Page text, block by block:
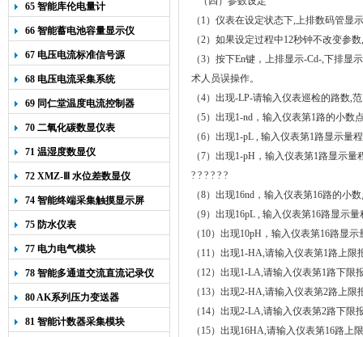
65 智能库伦电量计
66 智能蓄电池容量显示仪
67 电压电流标准信号源
68 电压电流采集系统
69 同仁堂温度电流控制器
70 二氧化碳数显仪表
71 温湿度数显仪
72 XMZ-Ⅲ 水位差数显仪
74 智能终端采集触摸显示屏
75 防水仪表
77 电力电气模块
78 智能多通道交流直流记录仪
80 AK系列压力变送器
81 智能计数器采集模块
（ 1 ）仪表在设定状态下,上排数码管显
（2）如果设定过程中12秒钟不改变参数,
（3）按下En键，上排显示-Cd-,下排显示
术人员误操作。
（4）出现-LP-请输入仪表巡检的路数,
（5）出现1-nd ，输入仪表第1路的小数
（6）出现1-pL , 输入仪表第1路显示量
（7）出现1-pH ，输入仪表第1路显示量
? ? ? ? ? ?
（8）出现16nd ，输入仪表第16路的小
（9）出现16pL , 输入仪表第16路显示量
（ 10）出现10pH ，输入仪表第16路显示
（ 11 ）出现1-HA,请输入仪表第1路上限
（ 12）出现1-LA,请输入仪表第1路下限
（ 13）出现2-HA,请输入仪表第2路上限
（ 14）出现2-LA,请输入仪表第2路下限
（ 15）出现16HA,请输入仪表第16路上